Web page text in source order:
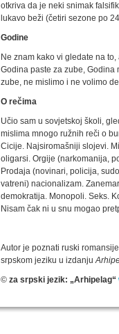
otkriva da je neki snimak
lukavo beži (četiri sezone po
Godine
Ne znam kako vi gledate na
Godina paste za zube,
zube, ne mislimo i ne volimo
О rečima
Učio sam u sovjetskoj školi,
mislima mnogo ružnih reči o
Cicije. Najsiromašniji slojevi.
oligarsi. Orgije (narkomanija,
Prodaja (novinari, policija,
vatreni) nacionalizam.
demokratija. Monopoli. Seks.
Nisam čak ni u snu mogao
Autor je poznati ruski
srpskom jeziku u izdanju
© za srpski jezik: „Arhipelag“